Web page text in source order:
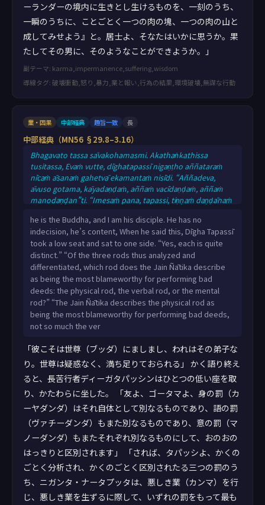
ーランダーの境内に生きとし生けるものを、一刻のうち、
一瞬のうちに、ことごとく一つの肉の塊、一つの肉の山と
成してみせよう』と。居士よ、そなたはいかに思うか。果
たしてその男に、そのようなことができようか。」
副テーマ: karma,impermanence,suffering,wisdom
導線タグ: 破壊衝動,怒り,暴力,業と報い,行為の結果,環境破壊,無謀な行動
業・因果 中部経典 趣旨一致 長
中部経典（MN56 §29.8–3.16）
Bhagavato tassa sāvakohamasmi. Akathaṅkathissa
tusitassa, Evaṁ vutte, dīghatapassī nigaṇṭho aññataraṁ
nīcaṁ āsanaṁ gahetvā ekamantaṁ nisīdi. “Aññadeva,
āvuso gotama, kāyadaṇḍaṁ, aññaṁ vacīdaṇḍaṁ, aññaṁ
manodaṇḍan”ti. “Imesaṁ pana, tapassi, tiṇṇaṁ daṇḍānaṁ
daṇḍaṁ nigaṇṭho nāṭaputto mahāsāvajjataraṁ paññapeti
pāpassa kammassa kiriyāya pāpassa kammassa pavattiyā,
yadi vā kāyadaṇḍaṁ, yadi vā vacīdaṇḍaṁ, yadi vā
manodaṇḍan”ti? “Imesaṁ kho, āvuso gotam
he is the Buddha, and I am his disciple. He has no
indecision, he’s content, When he said this, Dīgha Tapassī
took a low seat and sat to one side. “Yes, each is quite
distinct.” “Of the three rods thus analyzed and
differentiated, which rod does the Jain Ñātika describe
as being the most blameworthy for performing bad
deeds: the physical rod, the verbal rod, or the mental
rod?” “The Jain Ñātika describes the physical rod as
being the most blameworthy for performing bad deeds,
not so much the ver
「彼こそは世尊（ブッダ）にましまし、われはその弟子な
り。世尊は疑惑なく、満ち足りておられる」 かく語り終え
ると、長苦行者ディーガタパッシンはひとつの低い座を取
り、かたわらに坐した。 「友よ、ゴータマよ、身の罰（カ
ーヤダンダ）はそれ自体として別なるものであり、語の罰
（ヴァチーダンダ）もまた別なるものであり、意の罰（マ
ノーダンダ）もまたそれぞれ別なるものにして、おのおの
はっきりと区別されます」 「されば、タパッシよ、かくの
ごとく分析され、かくのごとく区別されたる三つの罰のう
ち、ニガンタ・ナータプッタは、悪しき業（カンマ）を行
じ、悪しき業を生ずるに際して、いずれの罰をもって最も